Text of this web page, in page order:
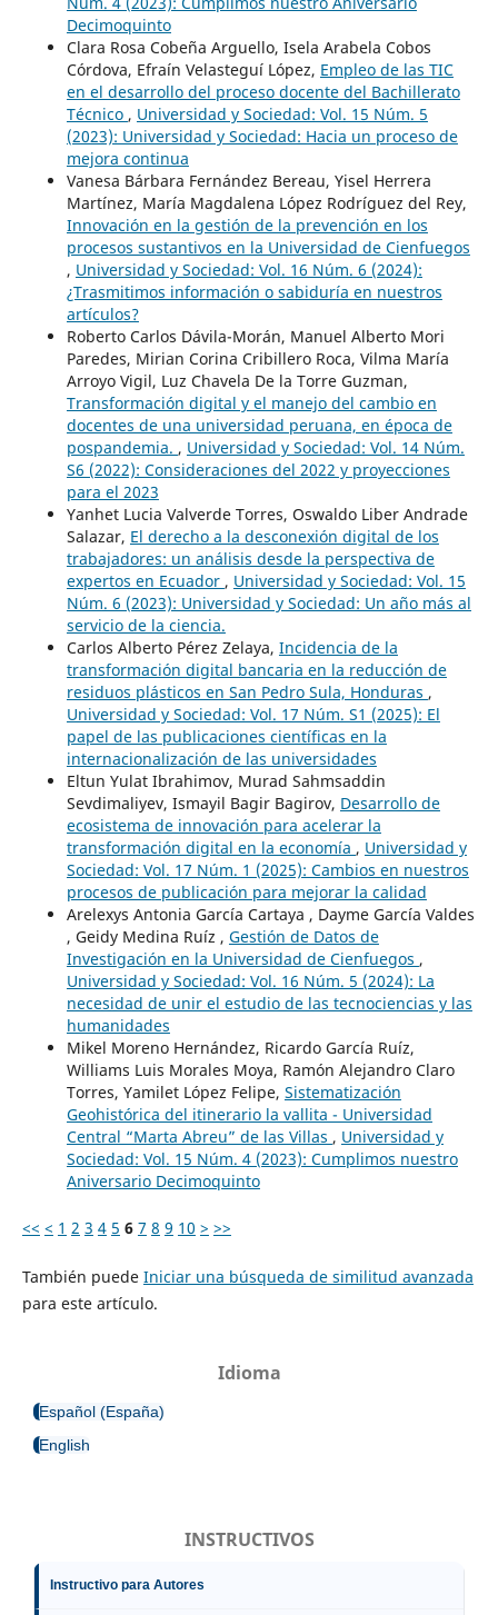
Decimoquinto
Clara Rosa Cobeña Arguello, Isela Arabela Cobos
Córdova, Efraín Velasteguí López, Empleo de las TIC
en el desarrollo del proceso docente del Bachillerato
Técnico , Universidad y Sociedad: Vol. 15 Núm. 5
(2023): Universidad y Sociedad: Hacia un proceso de
mejora continua
Vanesa Bárbara Fernández Bereau, Yisel Herrera
Martínez, María Magdalena López Rodríguez del Rey,
Innovación en la gestión de la prevención en los
procesos sustantivos en la Universidad de Cienfuegos
, Universidad y Sociedad: Vol. 16 Núm. 6 (2024):
¿Trasmitimos información o sabiduría en nuestros
artículos?
Roberto Carlos Dávila-Morán, Manuel Alberto Mori
Paredes, Mirian Corina Cribillero Roca, Vilma María
Arroyo Vigil, Luz Chavela De la Torre Guzman,
Transformación digital y el manejo del cambio en
docentes de una universidad peruana, en época de
pospandemia. , Universidad y Sociedad: Vol. 14 Núm.
S6 (2022): Consideraciones del 2022 y proyecciones
para el 2023
Yanhet Lucia Valverde Torres, Oswaldo Liber Andrade
Salazar, El derecho a la desconexión digital de los
trabajadores: un análisis desde la perspectiva de
expertos en Ecuador , Universidad y Sociedad: Vol. 15
Núm. 6 (2023): Universidad y Sociedad: Un año más al
servicio de la ciencia.
Carlos Alberto Pérez Zelaya, Incidencia de la
transformación digital bancaria en la reducción de
residuos plásticos en San Pedro Sula, Honduras ,
Universidad y Sociedad: Vol. 17 Núm. S1 (2025): El
papel de las publicaciones científicas en la
internacionalización de las universidades
Eltun Yulat Ibrahimov, Murad Sahmsaddin
Sevdimaliyev, Ismayil Bagir Bagirov, Desarrollo de
ecosistema de innovación para acelerar la
transformación digital en la economía , Universidad y
Sociedad: Vol. 17 Núm. 1 (2025): Cambios en nuestros
procesos de publicación para mejorar la calidad
Arelexys Antonia García Cartaya , Dayme García Valdes
, Geidy Medina Ruíz , Gestión de Datos de
Investigación en la Universidad de Cienfuegos ,
Universidad y Sociedad: Vol. 16 Núm. 5 (2024): La
necesidad de unir el estudio de las tecnociencias y las
humanidades
Mikel Moreno Hernández, Ricardo García Ruíz,
Williams Luis Morales Moya, Ramón Alejandro Claro
Torres, Yamilet López Felipe, Sistematización
Geohistórica del itinerario la vallita - Universidad
Central “Marta Abreu” de las Villas , Universidad y
Sociedad: Vol. 15 Núm. 4 (2023): Cumplimos nuestro
Aniversario Decimoquinto
<< < 1 2 3 4 5 6 7 8 9 10 > >>
También puede Iniciar una búsqueda de similitud avanzada
para este artículo.
Idioma
Español (España)
English
INSTRUCTIVOS
Instructivo para Autores